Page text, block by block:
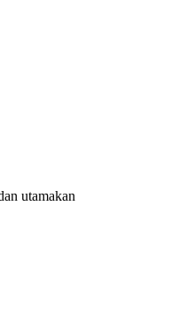
utamakan